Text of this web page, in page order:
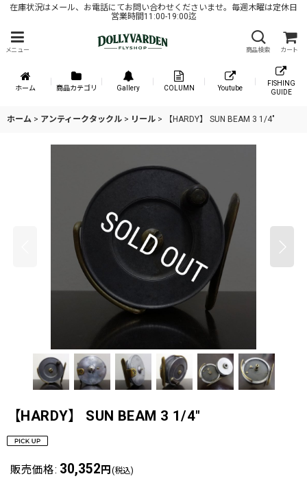
在庫状況はメール、お電話にてお問い合わせくださいませ。毎週木曜は定休日
営業時間11:00-19:00迄
メニュー 商品検索 カート
ホーム 商品カテゴリ Gallery COLUMN Youtube
FISHING
GUIDE
ホーム > アンティークタックル > リール > 【HARDY】 SUN BEAM 3 1/4"
【HARDY】 SUN BEAM 3 1/4"
販売価格: 30,352 円 (税込)